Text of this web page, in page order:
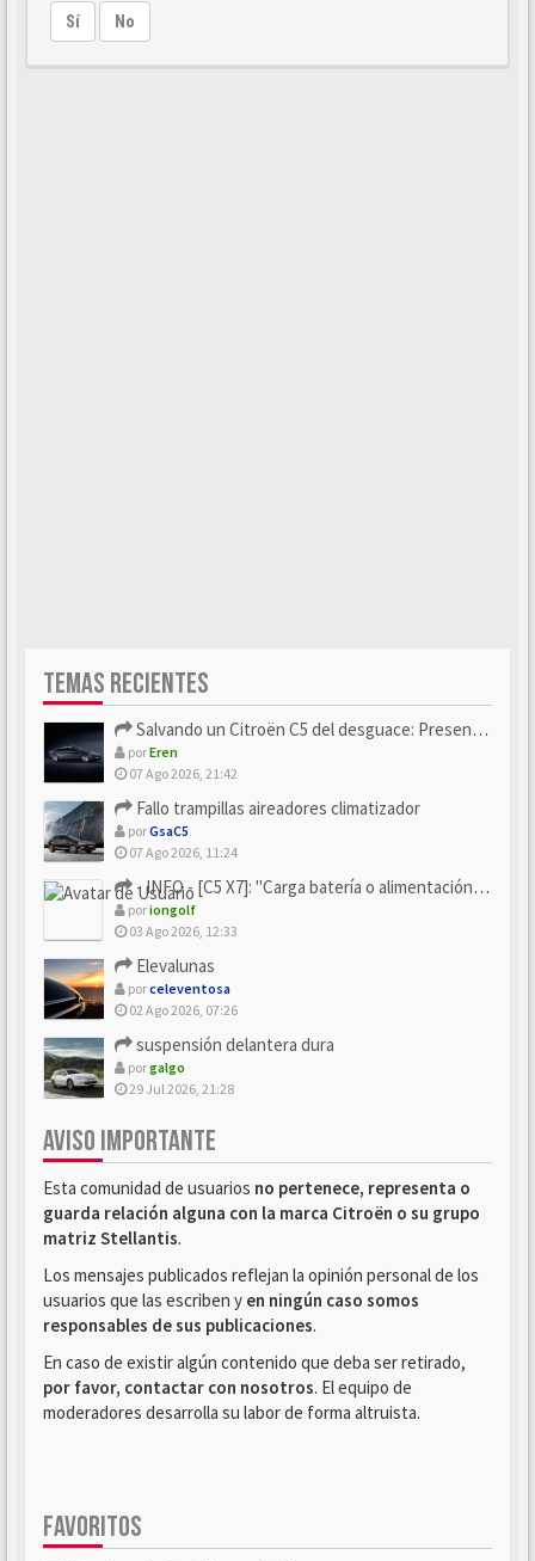
Sí No
TEMAS RECIENTES
Salvando un Citroën C5 del desguace: Presentación y seguimiento
porEren
07 Ago 2026, 21:42
Fallo trampillas aireadores climatizador
porGsaC5
07 Ago 2026, 11:24
- INFO - [C5 X7]: "Carga batería o alimentación eléctri...
poriongolf
03 Ago 2026, 12:33
Elevalunas
porceleventosa
02 Ago 2026, 07:26
suspensión delantera dura
porgalgo
29 Jul 2026, 21:28
AVISO IMPORTANTE
Esta comunidad de usuarios no pertenece, representa o
guarda relación alguna con la marca Citroën o su grupo
matriz Stellantis.
Los mensajes publicados reflejan la opinión personal de los
usuarios que las escriben y en ningún caso somos
responsables de sus publicaciones.
En caso de existir algún contenido que deba ser retirado,
por favor, contactar con nosotros. El equipo de
moderadores desarrolla su labor de forma altruista.
FAVORITOS